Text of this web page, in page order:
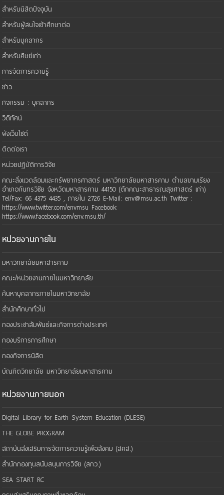
สำหรับนิสิตปัจจุบัน
สำหรับผู้สนใจเข้าศึกษาต่อ
สำหรับบุคลากร
สำหรับศิษย์เก่า
การจัดการความรู้
ข่าว
กิจกรรม : บุคลากร
วิดีทัศน์
ผังเว็บไซต์
ติดต่อเรา
หน่วยปฏิบัติการวิจัย
คณะสิ่งแวดล้อมและทรัพยากรศาสตร์ มหาวิทยาลัยมหาสารคาม ตำบลขามเรียง
อำเภอกันทรวิชัย จังหวัดมหาสารคาม 44150 (ตึกคณะสาธารณสุขศาสตร์ เก่า)
Tel/Fax: 66 4375 4435 , ภายใน 2726 E-Mail: env@msu.ac.th Twitter :
https://www.twitter.com/envmsu Facebook:
https://www.facebook.com/env.msu.th/
หน่วยงานภายใน
มหาวิทยาลัยมหาสารคาม
คณะ/หน่วยงานภายในมหาวิทยาลัย
ค้นหาบุคลากรภายในมหาวิทยาลัย
สำนักศึกษาทั่วไป
กองประชาสัมพันธ์และกิจการต่างประเทศ
กองบริการการศึกษา
กองกิจการนิสิต
บัณฑิตวิทยาลัย มหาวิทยาลัยมหาสารคาม
หน่วยงานภายนอก
Digital Library for Earth System Education (DLESE)
THE GLOBE PROGRAM
สถาบันส่งเสริมการจัดการความรู้เพือสังคม (สคส.)
สำนักกองทุนสนับสนุนการวิจัย (สกว.)
SEA START RC